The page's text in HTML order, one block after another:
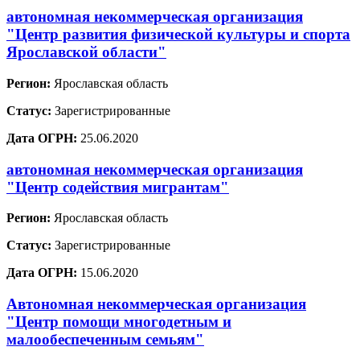
автономная некоммерческая организация
"Центр развития физической культуры и спорта
Ярославской области"
Регион: Ярославская область
Статус: Зарегистрированные
Дата ОГРН: 25.06.2020
автономная некоммерческая организация
"Центр содействия мигрантам"
Регион: Ярославская область
Статус: Зарегистрированные
Дата ОГРН: 15.06.2020
Автономная некоммерческая организация
"Центр помощи многодетным и
малообеспеченным семьям"